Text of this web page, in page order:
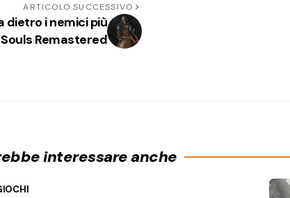
ARTICOLO SUCCESSIVO
dietro i nemici più
Remastered
interessare anche